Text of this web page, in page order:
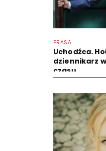
PRASA
Uchodźca.
dziennikarz
czasu